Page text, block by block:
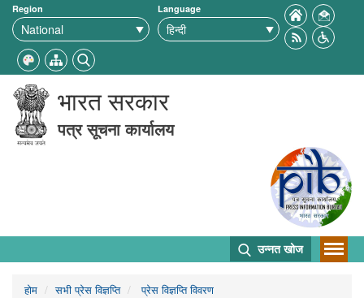
Region Language
भारत सरकार
पत्र सूचना कार्यालय
उन्नत खोज
होम सभी प्रेस विज्ञप्ति प्रेस विज्ञप्ति विवरण